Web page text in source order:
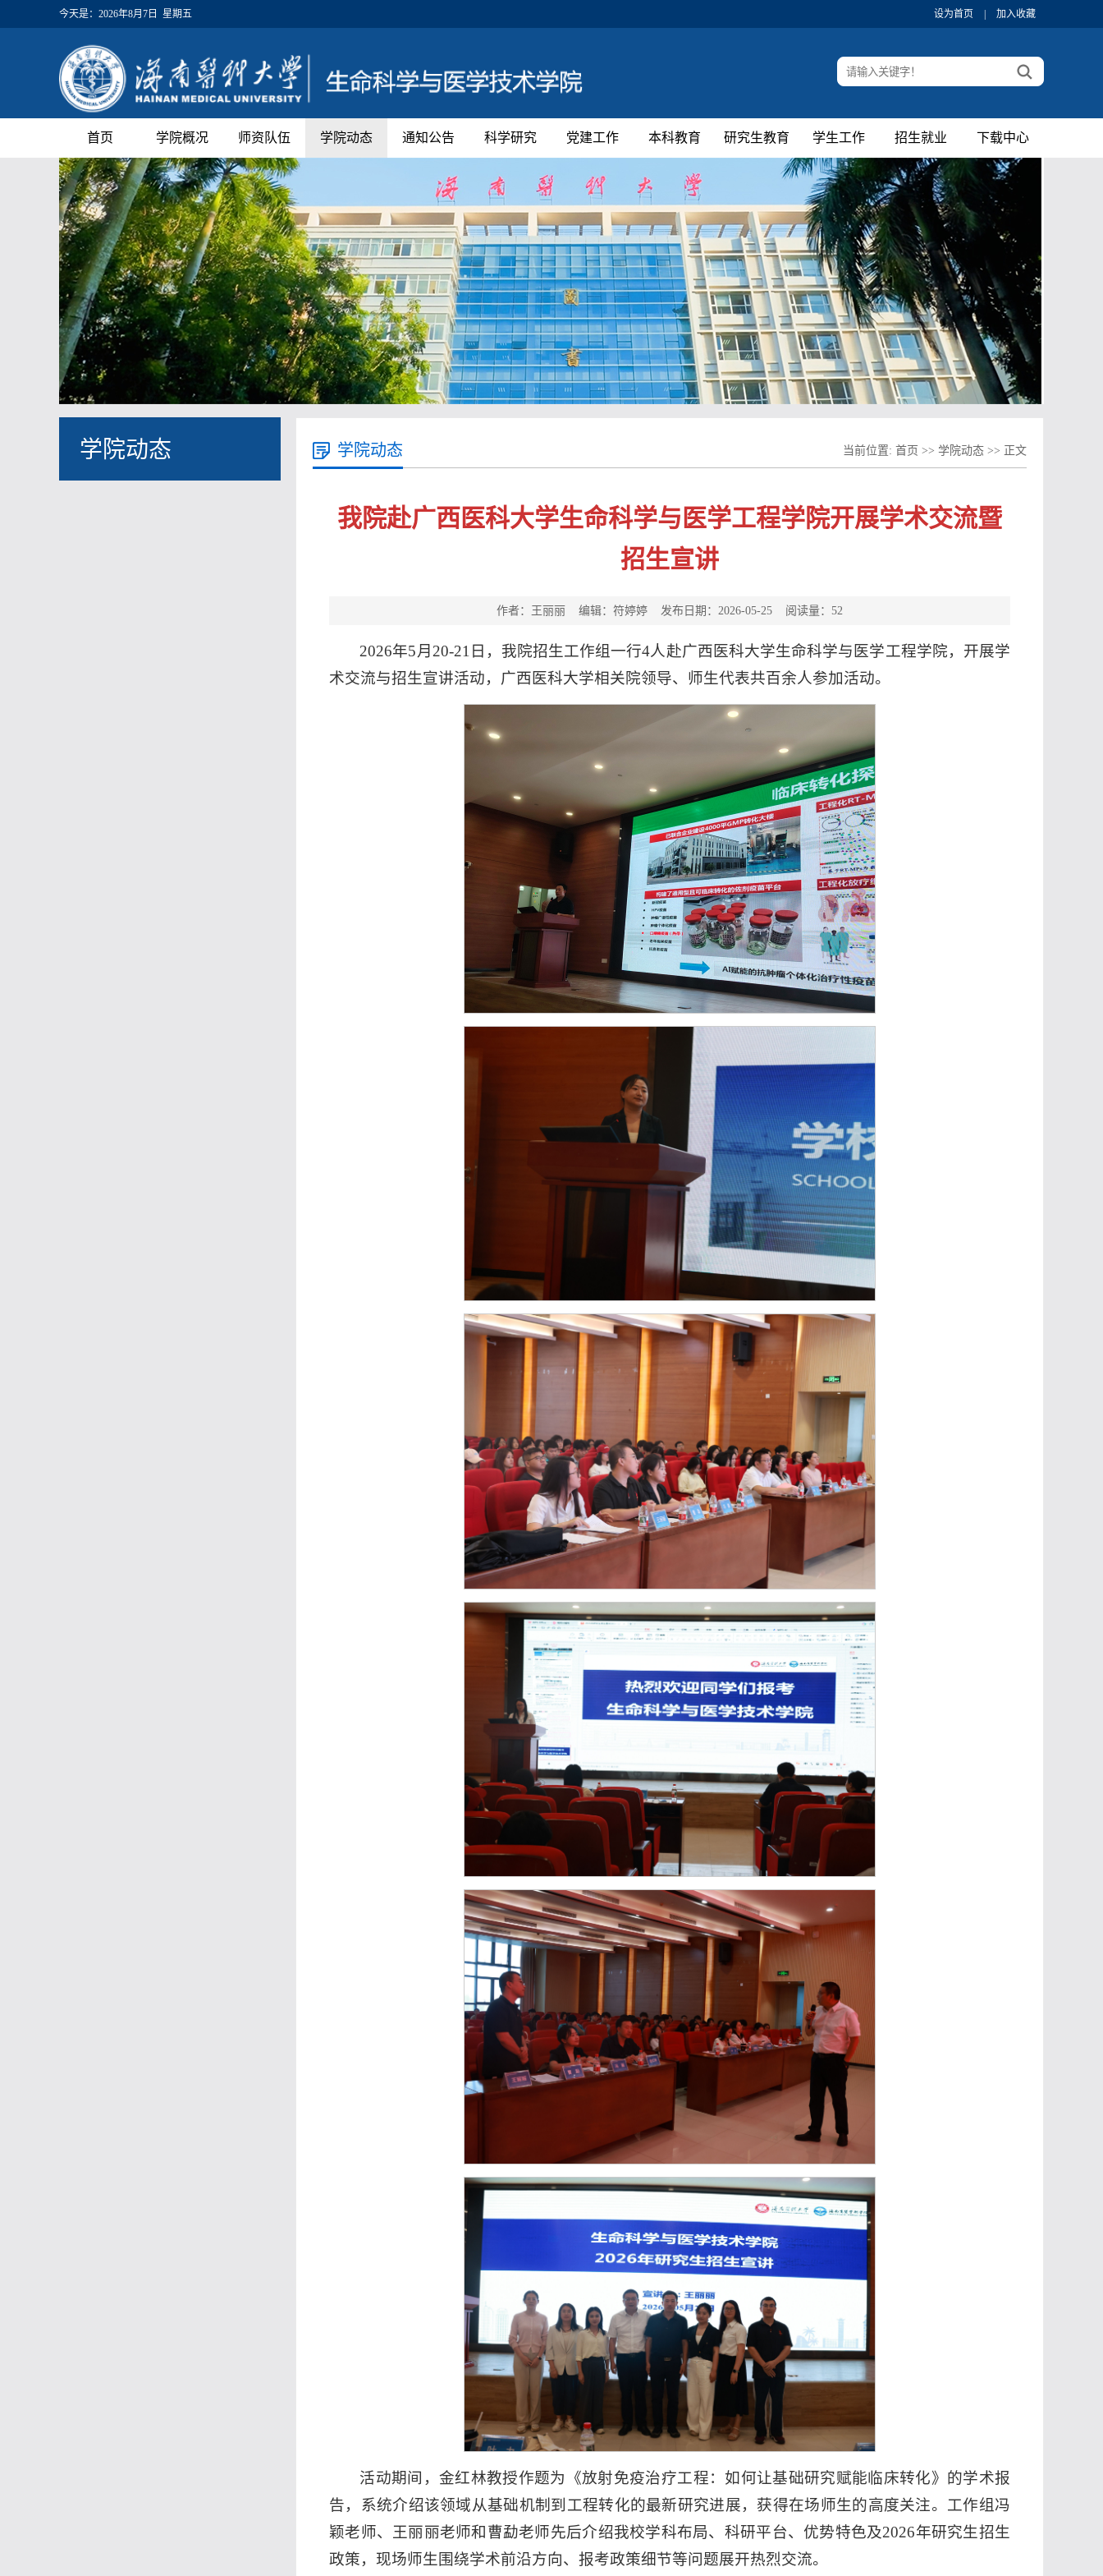
今天是： 2026年8月7日 星期五 设为首页 加入收藏
首页 学院概况 师资队伍 学院动态 通知公告 科学研究 党建工作 本科教育 研究生教育 学生工作 招生就业 下载中心
学院动态 学院动态 当前位置: 首页 >> 学院动态 >> 正文
我院赴广西医科大学生命科学与医学工程学院开展学术交流暨
招生宣讲
作者：王丽丽 编辑：符婷婷 发布日期：2026-05-25 阅读量： 52
2026年5月20-21日，我院招生工作组一行4人赴广西医科大学生命科学与医学工程学院，开展学
术交流与招生宣讲活动，广西医科大学相关院领导、师生代表共百余人参加活动。
活动期间，金红林教授作题为《放射免疫治疗工程：如何让基础研究赋能临床转化》的学术报
告，系统介绍该领域从基础机制到工程转化的最新研究进展，获得在场师生的高度关注。工作组冯
颖老师、王丽丽老师和曹勐老师先后介绍我校学科布局、科研平台、优势特色及2026年研究生招生
政策，现场师生围绕学术前沿方向、报考政策细节等问题展开热烈交流。